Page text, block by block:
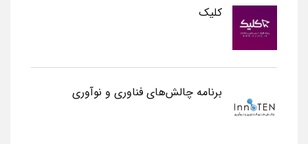
کلیک
برنامه چالش‌های فناوری و نوآوری